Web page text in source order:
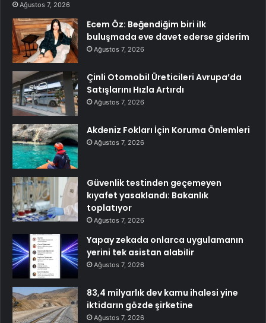
Ağustos 7, 2026
Ecem Öz: Beğendiğim biri ilk
buluşmada eve davet ederse giderim
Ağustos 7, 2026
Çinli Otomobil Üreticileri Avrupa’da
Satışlarını Hızla Artırdı
Ağustos 7, 2026
Akdeniz Fokları İçin Koruma Önlemleri
Ağustos 7, 2026
Güvenlik testinden geçemeyen
kıyafet yasaklandı: Bakanlık
toplatıyor
Ağustos 7, 2026
Yapay zekada onlarca uygulamanın
yerini tek asistan alabilir
Ağustos 7, 2026
83,4 milyarlık dev kamu ihalesi yine
iktidarın gözde şirketine
Ağustos 7, 2026